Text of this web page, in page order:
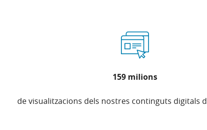
159 milions
de visualitzacions dels nostres continguts digitals